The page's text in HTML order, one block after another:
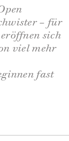
– für
sich
viel mehr
fast